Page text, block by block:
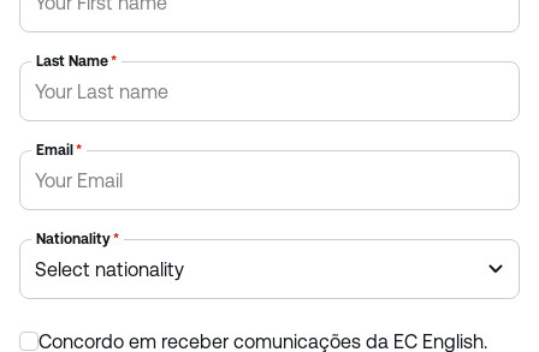
Last Name*
Email *
Nationality*
Concordo em receber comunicações da EC English.